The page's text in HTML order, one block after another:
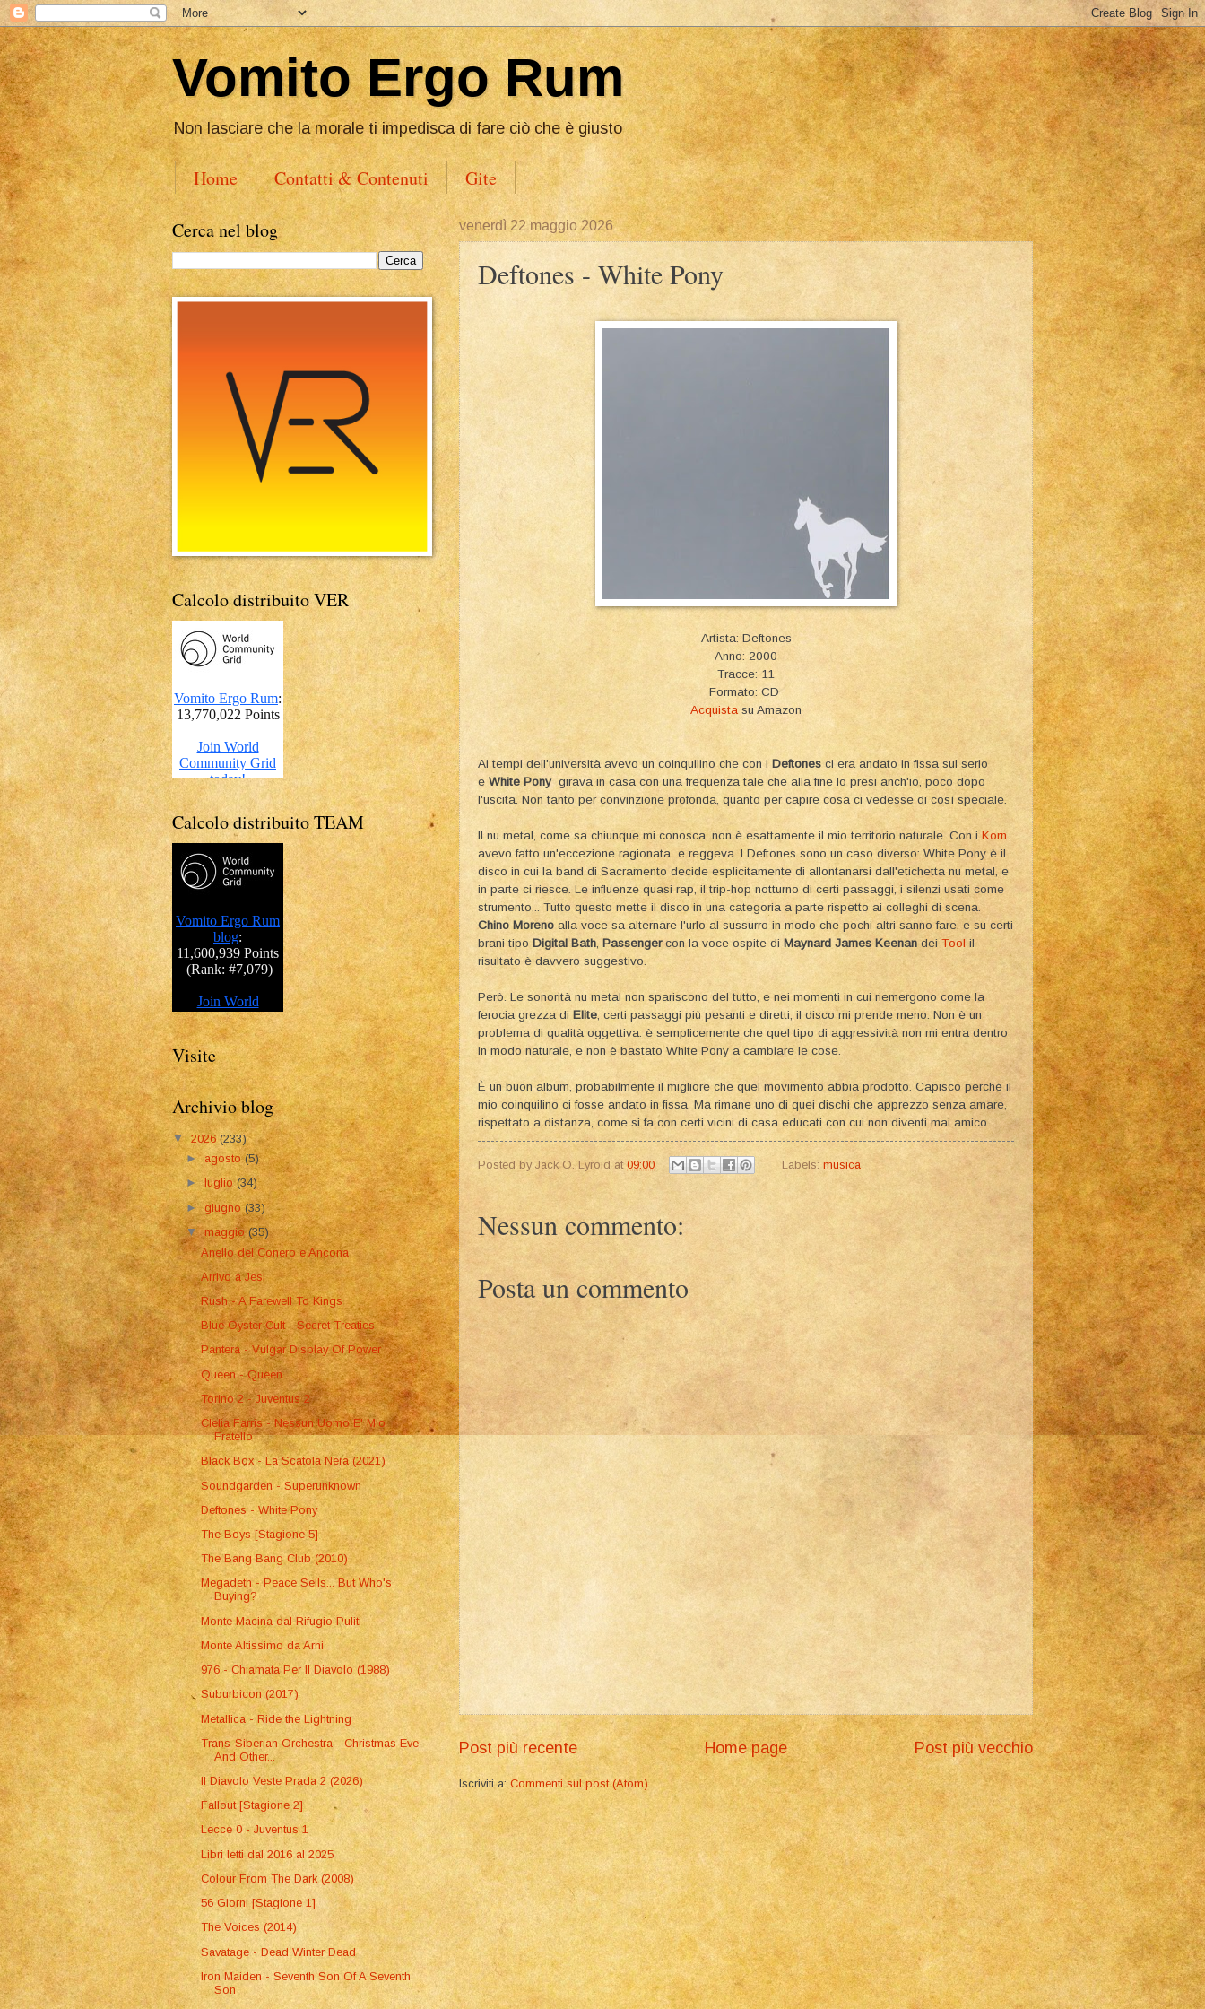
Vomito Ergo Rum
Non lasciare che la morale ti impedisca di fare ciò che è giusto
Home Contatti & Contenuti Gite
venerdì 22 maggio 2026
Deftones - White Pony
Artista: Deftones
Anno: 2000
Tracce: 11
Formato: CD
Acquista su Amazon
Ai tempi dell'università avevo un coinquilino che con i Deftones ci era andato in fissa sul serio
e White Ponygirava in casa con una frequenza tale che alla fine lo presi anch'io, poco dopo
l'uscita. Non tanto per convinzione profonda, quanto per capire cosa ci vedesse di così speciale.
Il nu metal, come sa chiunque mi conosca, non è esattamente il mio territorio naturale. Con i Korn
avevo fatto un'eccezione ragionata e reggeva. I Deftones sono un caso diverso: White Pony è il
disco in cui la band di Sacramento decide esplicitamente di allontanarsi dall'etichetta nu metal, e
in parte ci riesce. Le influenze quasi rap, il trip-hop notturno di certi passaggi, i silenzi usati come
strumento... Tutto questo mette il disco in una categoria a parte rispetto ai colleghi di scena.
Chino Moreno alla voce sa alternare l'urlo al sussurro in modo che pochi altri sanno fare, e su certi
brani tipo Digital Bath Passengercon la voce ospite di Maynard James Keenan dei Tool il
risultato è davvero suggestivo.
Però. Le sonorità nu metal non spariscono del tutto, e nei momenti in cui riemergono come la
ferocia grezza di Elite , certi passaggi più pesanti e diretti, il disco mi prende meno. Non è un
problema di qualità oggettiva: è semplicemente che quel tipo di aggressività non mi entra dentro
in modo naturale, e non è bastato White Pony a cambiare le cose.
È un buon album, probabilmente il migliore che quel movimento abbia prodotto. Capisco perché il
mio coinquilino ci fosse andato in fissa. Ma rimane uno di quei dischi che apprezzo senza amare,
rispettato a distanza, come si fa con certi vicini di casa educati con cui non diventi mai amico.
Posted by Jack O. Lyroid at 09:00 Labels: musica
Nessun commento:
Posta un commento
Post più recente Post più vecchio
Home page
Iscriviti a: Commenti sul post (Atom)
Cerca nel blog
Calcolo distribuito VER
Calcolo distribuito TEAM
Visite
Archivio blog
▼ 2026(233)
►agosto(5)
►luglio(34)
►giugno(33)
▼maggio(35)
Anello del Conero e Ancona
Arrivo a Jesi
Rush - A Farewell To Kings
Blue Oyster Cult - Secret Treaties
Pantera - Vulgar Display Of Power
Queen - Queen
Torino 2 - Juventus 2
Clelia Farris - Nessun Uomo E' Mio
Fratello
Black Box - La Scatola Nera (2021)
Soundgarden - Superunknown
Deftones - White Pony
The Boys [Stagione 5]
The Bang Bang Club (2010)
Megadeth - Peace Sells... But Who's
Buying?
Monte Macina dal Rifugio Puliti
Monte Altissimo da Arni
976 - Chiamata Per Il Diavolo (1988)
Suburbicon (2017)
Metallica - Ride the Lightning
Trans-Siberian Orchestra - Christmas Eve
And Other...
Il Diavolo Veste Prada 2 (2026)
Fallout [Stagione 2]
Lecce 0 - Juventus 1
Libri letti dal 2016 al 2025
Colour From The Dark (2008)
56 Giorni [Stagione 1]
The Voices (2014)
Savatage - Dead Winter Dead
Iron Maiden - Seventh Son Of A Seventh
Son